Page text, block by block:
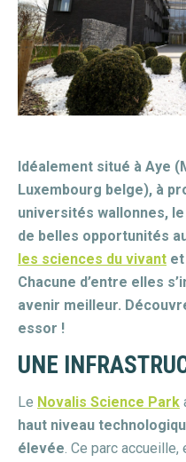
Idéalement situé à Aye
Luxembourg belge), à
universités wallonnes,
de belles opportunités
les sciences du vivant
Chacune d’entre elles
avenir meilleur.
essor !
UNE
Le Novalis Science Park
haut niveau
élevée. Ce parc accueille,